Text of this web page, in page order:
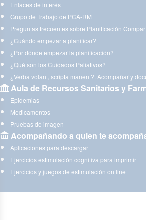
Enlaces de interés
Grupo de Trabajo de PCA-RM
Preguntas frecuentes sobre Planificación
¿Cuándo empezar a planificar?
¿Por dónde empezar la planificación?
¿Qué son los Cuidados Paliativos?
¿Verba volant, scripta manent?. Acompañar y
Aula de Recursos Sanitarios y
Epidemias
Medicamentos
Pruebas de imagen
Acompañando a quien te
Aplicaciones para descargar
Ejercicios estimulación cognitiva para imprimir
Ejercicios y juegos de estimulación on line